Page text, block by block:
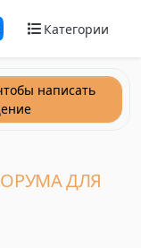
Категории
написать
ДЛЯ